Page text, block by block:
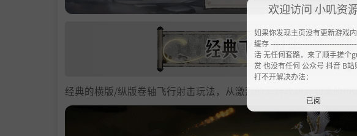
经典的横版/纵版卷轴飞行射击玩法，从激烈的洞府攻防到刺激的
欢迎访问 小叽资
如果你发现主页没有更新游戏
缓存
活 无任何套路，来了顺手搓个
赏 也没有任何 公众号 抖音 B
打不开解决办法：
已阅